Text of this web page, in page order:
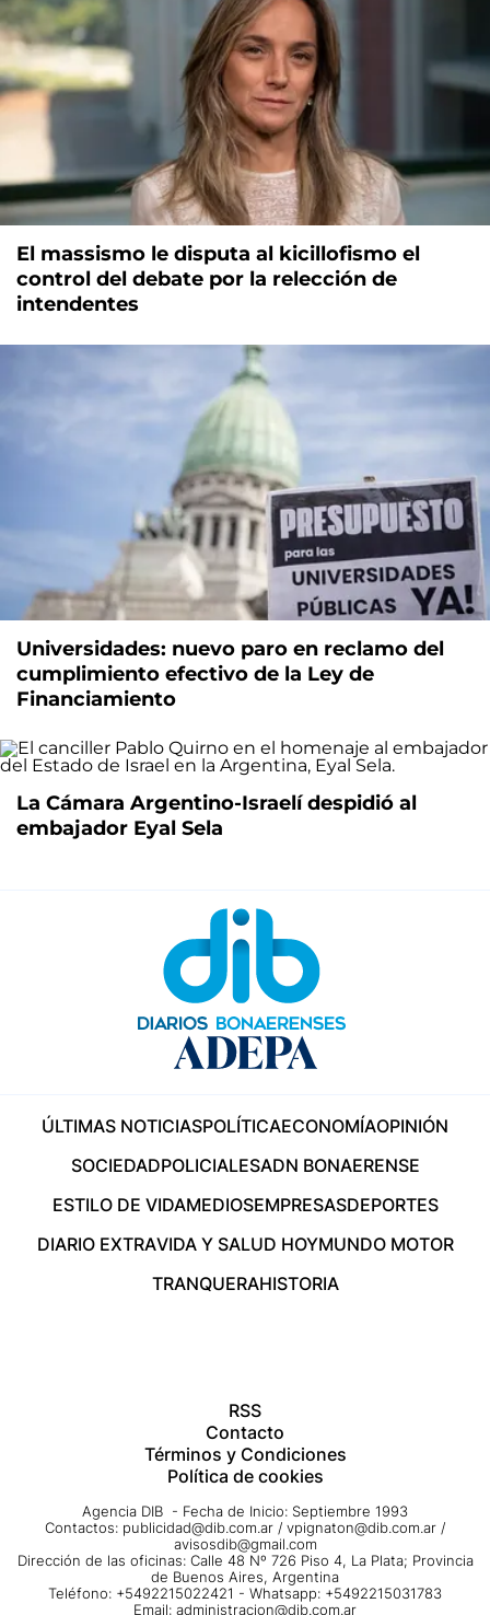
El massismo le disputa al kicillofismo el
control del debate por la relección de
intendentes
Universidades: nuevo paro en reclamo del
cumplimiento efectivo de la Ley de
Financiamiento
La Cámara Argentino-Israelí despidió al
embajador Eyal Sela
ÚLTIMAS NOTICIASPOLÍTICAECONOMÍAOPINIÓN
SOCIEDADPOLICIALESADN BONAERENSE
ESTILO DE VIDAMEDIOSEMPRESASDEPORTES
DIARIO EXTRAVIDA Y SALUD HOYMUNDO MOTOR
TRANQUERAHISTORIA
RSS
Contacto
Términos y Condiciones
Política de cookies
Agencia DIB - Fecha de Inicio: Septiembre 1993
Contactos: publicidad@dib.com.ar / vpignaton@dib.com.ar /
avisosdib@gmail.com
Dirección de las oficinas: Calle 48 Nº 726 Piso 4, La Plata; Provincia
de Buenos Aires, Argentina
Teléfono: +5492215022421 - Whatsapp: +5492215031783
Email: administracion@dib.com.ar